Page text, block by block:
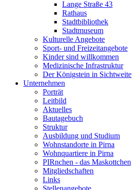
Lange Straße 43
Rathaus
Stadtbibliothek
Stadtmuseum
Kulturelle Angebote
Sport- und Freizeitangebote
Kinder sind willkommen
Medizinische Infrastruktur
Der Königstein in Sichtweite
Unternehmen
Porträt
Leitbild
Aktuelles
Bautagebuch
Struktur
Ausbildung und Studium
Wohnstandorte in Pirna
Wohnquartiere in Pirna
PIRnchen - das Maskottchen
Mitgliedschaften
Links
Stellenangebote